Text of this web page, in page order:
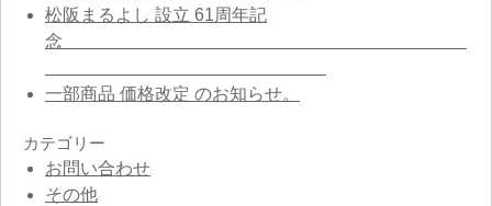
松阪まるよし 設立 61周年記
念
一部商品 価格改定 のお知らせ。
カテゴリー
お問い合わせ
その他